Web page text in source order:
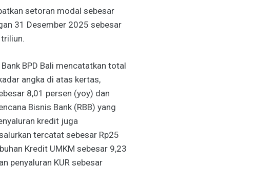
setoran modal sebesar
31 Desember 2025 sebesar
BPD Bali mencatatkan total
angka di atas kertas,
8,01 persen (yoy) dan
Bisnis Bank (RBB) yang
kredit juga
tercatat sebesar Rp25
Kredit UMKM sebesar 9,23
penyaluran KUR sebesar